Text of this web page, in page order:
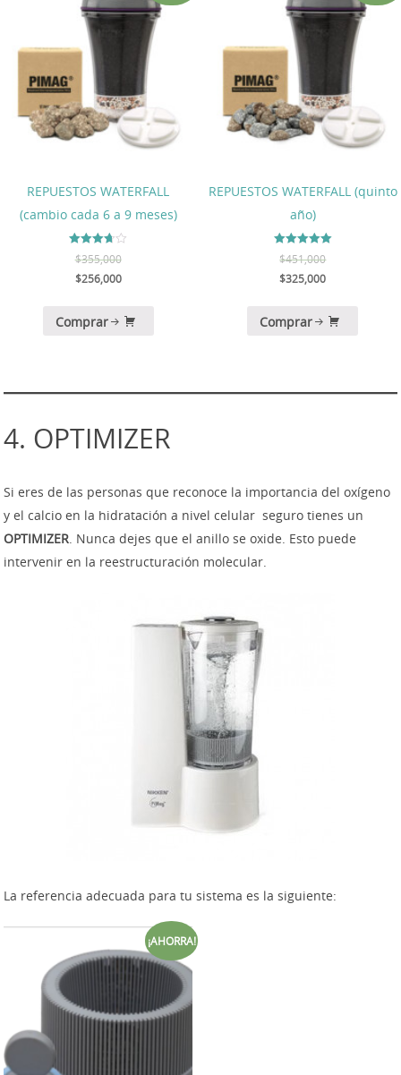
REPUESTOS WATERFALL
(cambio cada 6 a 9 meses)
Valorado
en
3.67
de 5
$355,000
$256,000
Comprar
REPUESTOS WATERFALL (quinto
año)
Valorado en
5.00
de 5
$451,000
$325,000
Comprar
4. OPTIMIZER
Si eres de las personas que reconoce la importancia del oxígeno
y el calcio en la hidratación a nivel celular seguro tienes un
OPTIMIZER. Nunca dejes que el anillo se oxide. Esto puede
intervenir en la reestructuración molecular.
La referencia adecuada para tu sistema es la siguiente:
¡AHORRA!